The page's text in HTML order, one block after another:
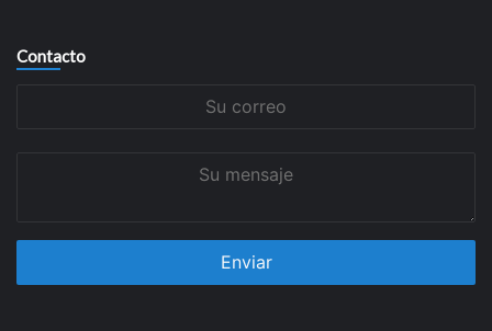
Contacto